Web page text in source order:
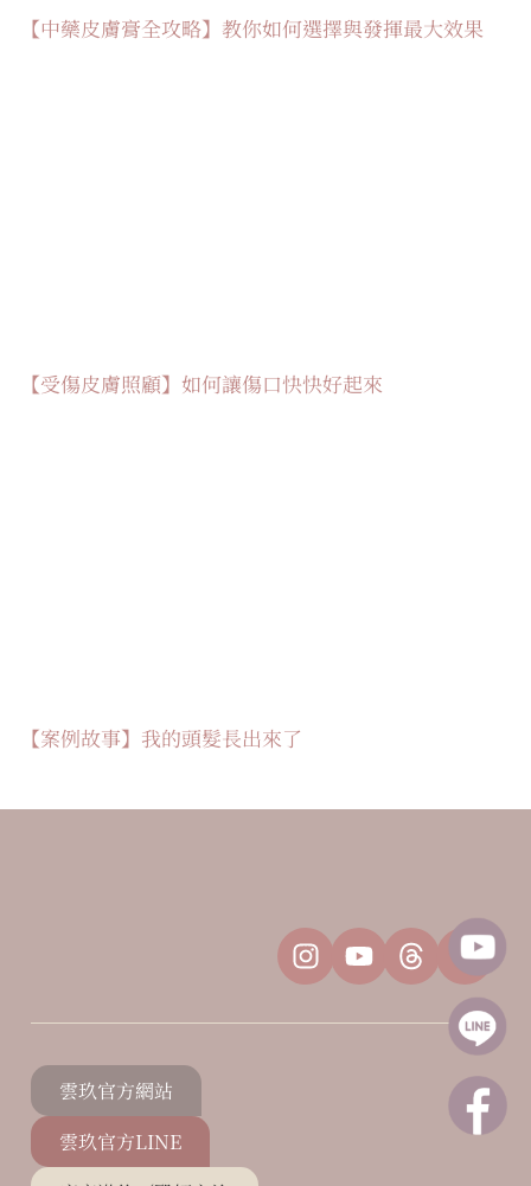
【中藥皮膚膏全攻略】教你如何選擇與發揮最大效果
【受傷皮膚照顧】如何讓傷口快快好起來
【案例故事】我的頭髮長出來了
雲玖官方網站
雲玖官方LINE